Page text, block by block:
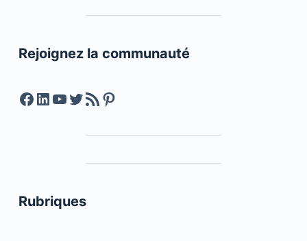
Rejoignez la communauté
Facebook
LinkedIn
YouTube
Twitter
Feed RSSPinterest
Rubriques